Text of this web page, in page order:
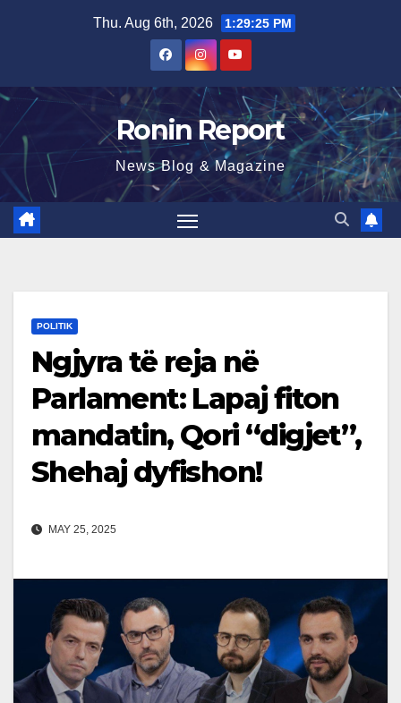
Thu. Aug 6th, 2026 1:29:26 PM
Ronin Report
News Blog & Magazine
POLITIK
Ngjyra të reja në
Parlament: Lapaj fiton
mandatin, Qori “digjet”,
Shehaj dyfishon!
MAY 25, 2025